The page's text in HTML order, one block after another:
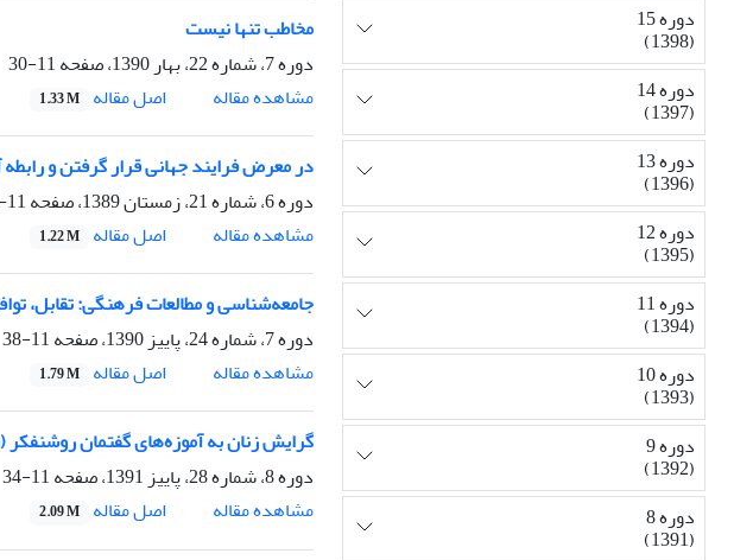
مخاطب تنها نیست
دوره 7، شماره 22، بهار 1390، صفحه
11-30
مشاهده مقاله
اصل مقاله 1.33 M
در معرض فرایند جهانی قرار گرفتن و رابطه
دوره 6، شماره 21، زمستان 1389، صفحه
11-32
مشاهده مقاله
اصل مقاله 1.22 M
جامعه‌شناسی و مطالعات فرهنگی: تقابل،
دوره 7، شماره 24، پاییز 1390، صفحه
11-38
مشاهده مقاله
اصل مقاله 1.79 M
گرایش زنان به آموزه‌های گفتمان روشنفکر (مورد مطالعه:
دوره 8، شماره 28، پاییز 1391، صفحه
11-34
مشاهده مقاله
اصل مقاله 2.09 M
دوره 15
(1398)
دوره 14
(1397)
دوره 13
(1396)
دوره 12
(1395)
دوره 11
(1394)
دوره 10
(1393)
دوره 9
(1392)
دوره 8
(1391)